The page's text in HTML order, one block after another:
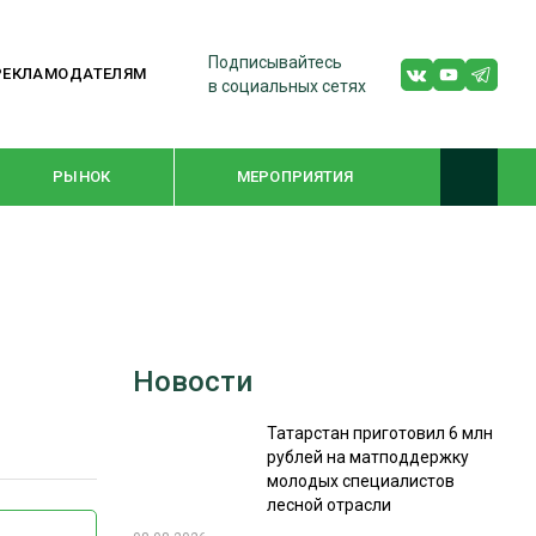
Подписывайтесь
в социальных сетях
РЫНОК МЕРОПРИЯТИЯ
WOODEX-2021
СУШКА ДРЕВЕСИНЫ
Новости
Татарстан приготовил 6 млн
рублей на матподдержку
молодых специалистов
лесной отрасли